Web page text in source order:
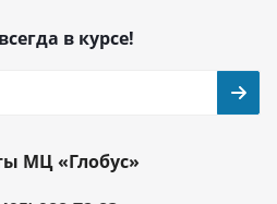
в курсе!
МЦ «Глобус»